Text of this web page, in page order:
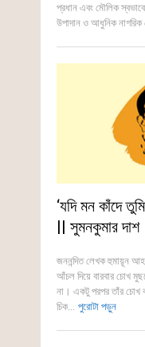
প্রধান এবং মৌলিক
উপাদান ও আধুনিক
‘যদি মন কাঁদে
|| সুমনকুমার দাশ
জননন্দিত লেখক হুমায়ূন
আঁচল দিয়ে বারবার চোখ
না। একটু পরপর তাঁর চোখ
চিক... পুরোটা পড়ুন